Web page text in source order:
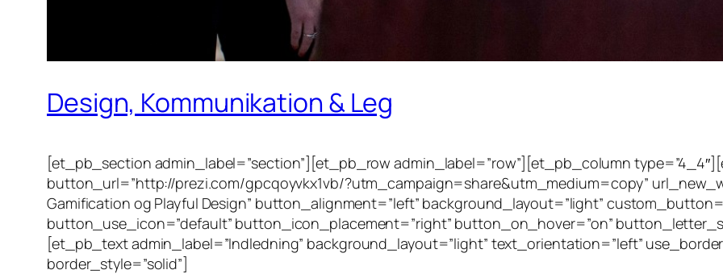
Design, Kommunikation & Leg
[et_pb_section admin_label=”section”][et_pb_row admin_label=”row”][et_pb_column
button_url=”http://prezi.com/gpcqoyvkx1vb/?utm_campaign=share&utm_medium=copy”
Gamification og Playful Design” button_alignment=”left” background_layout=”light”
button_use_icon=”default” button_icon_placement=”right” button_on_hover=”on”
[et_pb_text admin_label=”Indledning” background_layout=”light” text_orientation=”left”
border_style=”solid”]